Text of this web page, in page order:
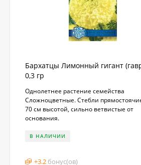
Бархатцы Лимонный гигант
0,3 гр
Однолетнее растение семейства
Сложноцветные. Стебли
70 см высотой, сильно ветвистые от
основания.
В НАЛИЧИИ
+3.2 бонус(ов)